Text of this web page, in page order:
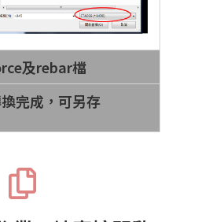
及rebar檔
完成，可另存